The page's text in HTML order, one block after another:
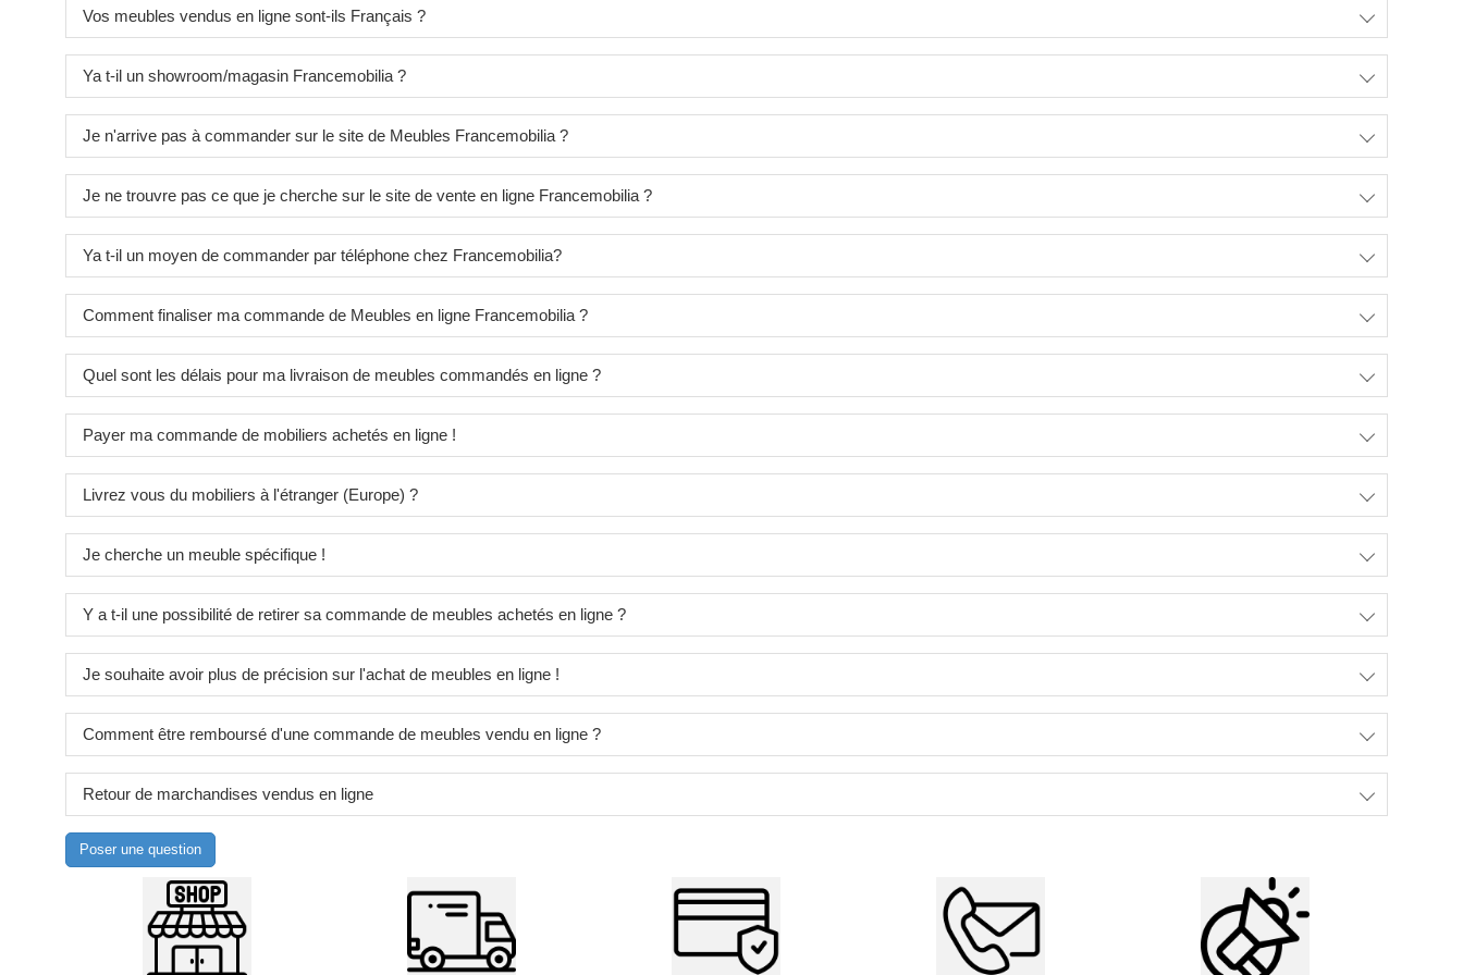
Vos meubles vendus en ligne sont-ils Français ?
Ya t-il un showroom/magasin Francemobilia ?
Je n'arrive pas à commander sur le site de Meubles Francemobilia ?
Je ne trouvre pas ce que je cherche sur le site de vente en ligne Francemobilia ?
Ya t-il un moyen de commander par téléphone chez Francemobilia?
Comment finaliser ma commande de Meubles en ligne Francemobilia ?
Quel sont les délais pour ma livraison de meubles commandés en ligne ?
Payer ma commande de mobiliers achetés en ligne !
Livrez vous du mobiliers à l'étranger (Europe) ?
Je cherche un meuble spécifique !
Y a t-il une possibilité de retirer sa commande de meubles achetés en ligne ?
Je souhaite avoir plus de précision sur l'achat de meubles en ligne !
Comment être remboursé d'une commande de meubles vendu en ligne ?
Retour de marchandises vendus en ligne
Poser une question